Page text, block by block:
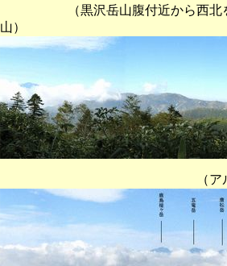
（黒沢岳山腹付近から西北を望
山）
（アルプス展望台